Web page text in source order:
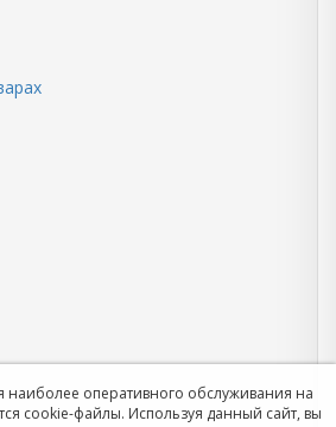
наиболее оперативного обслуживания на
cookie-файлы. Используя данный сайт, вы